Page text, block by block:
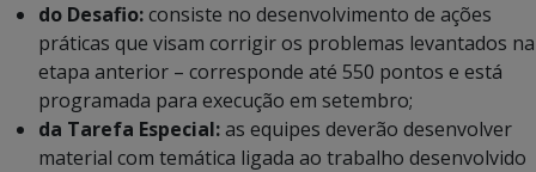
do Desafio:consiste no desenvolvimento de ações
práticas que visam corrigir os problemas levantados na
etapa anterior – corresponde até 550 pontos e está
programada para execução em setembro;
da Tarefa Especial:as equipes deverão desenvolver
material com temática ligada ao trabalho desenvolvido